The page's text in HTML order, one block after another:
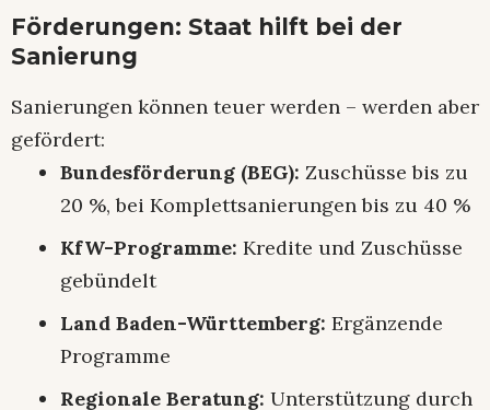
Förderungen: Staat hilft bei der
Sanierung
Sanierungen können teuer werden – werden aber
gefördert:
Bundesförderung (BEG): Zuschüsse bis zu
20 %, bei Komplettsanierungen bis zu 40 %
KfW-Programme: Kredite und Zuschüsse
gebündelt
Land Baden-Württemberg: Ergänzende
Programme
Regionale Beratung: Unterstützung durch